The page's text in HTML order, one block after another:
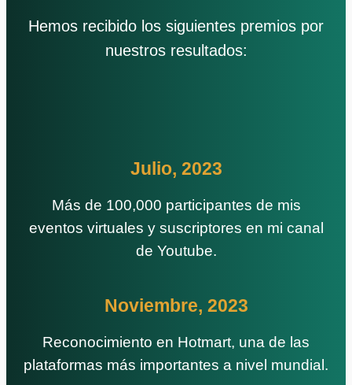
Hemos recibido los siguientes premios por
nuestros resultados:
Julio, 2023
Más de 100,000 participantes de mis
eventos virtuales y suscriptores en mi canal
de Youtube.
Noviembre, 2023
Reconocimiento en Hotmart, una de las
plataformas más importantes a nivel mundial.